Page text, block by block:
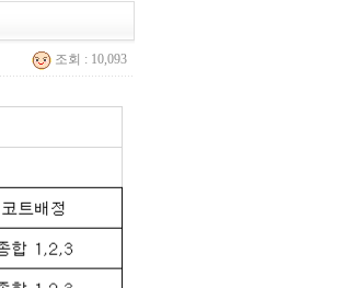
조회 : 10,093